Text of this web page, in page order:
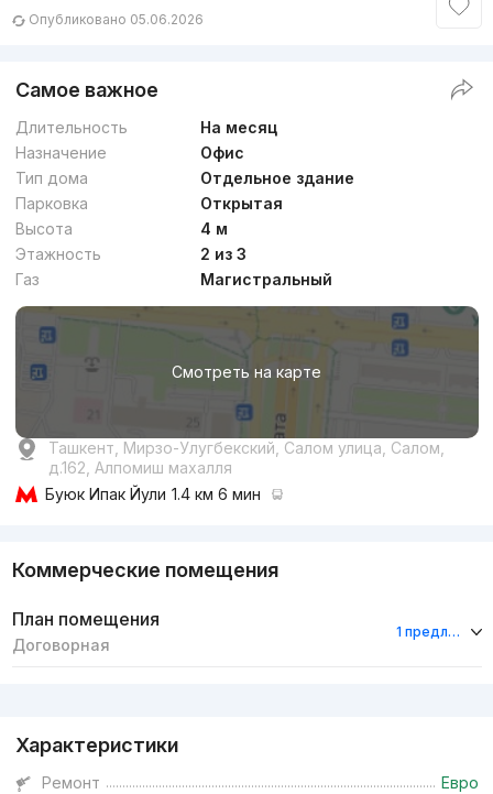
Опубликовано 05.06.2026
Самое важное
Длительность
На месяц
Назначение
Офис
Тип дома
Отдельное здание
Парковка
Открытая
Высота
4 м
Этажность
2 из 3
Газ
Магистральный
Смотреть на карте
Ташкент, Мирзо-Улугбекский, Салом улица, Салом,
д.162, Алпомиш махалля
Буюк Ипак Йули 1.4 км 6 мин
Коммерческие помещения
План помещения
Договорная
1 предложение
Характеристики
Ремонт
Евро